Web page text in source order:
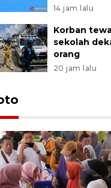
14 jam lalu
Korban
sekolah
orang
20 jam lalu